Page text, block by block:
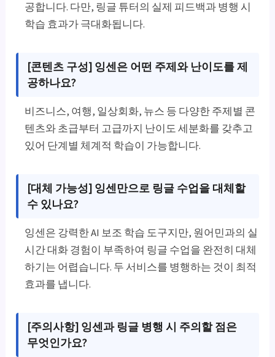
공합니다. 다만, 링글 튜터의 실제 피드백과 병행 시
학습 효과가 극대화됩니다.
[콘텐츠 구성] 잉센은 어떤 주제와 난이도를 제
공하나요?
비즈니스, 여행, 일상회화, 뉴스 등 다양한 주제별 콘
텐츠와 초급부터 고급까지 난이도 세분화를 갖추고
있어 단계별 체계적 학습이 가능합니다.
[대체 가능성] 잉센만으로 링글 수업을 대체할
수 있나요?
잉센은 강력한 AI 보조 학습 도구지만, 원어민과의 실
시간 대화 경험이 부족하여 링글 수업을 완전히 대체
하기는 어렵습니다. 두 서비스를 병행하는 것이 최적
효과를 냅니다.
[주의사항] 잉센과 링글 병행 시 주의할 점은
무엇인가요?